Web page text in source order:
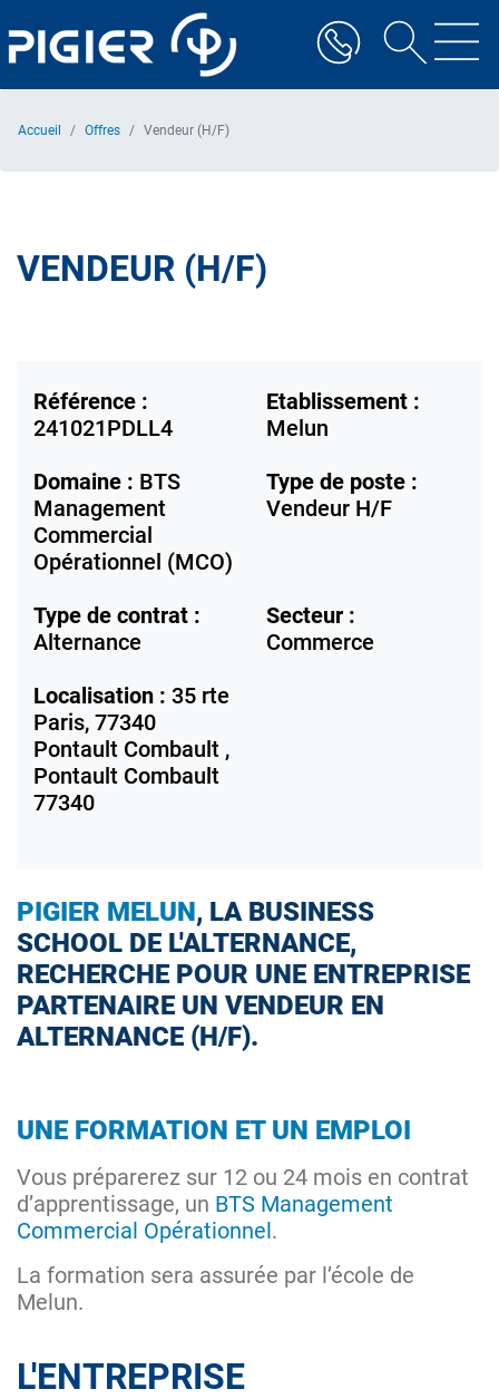
au
contenu
Accueil Offres Vendeur (H/F)
VENDEUR (H/F)
Référence :
241021PDLL4
Etablissement :
Melun
Domaine : BTS
Management
Commercial
Opérationnel (MCO)
Type de poste :
Vendeur H/F
Type de contrat :
Alternance
Secteur :
Commerce
Localisation : 35 rte
Paris, 77340
Pontault Combault ,
Pontault Combault
77340
PIGIER MELUN, LA BUSINESS
SCHOOL DE L'ALTERNANCE,
RECHERCHE POUR UNE ENTREPRISE
PARTENAIRE UN VENDEUR EN
ALTERNANCE (H/F).
UNE FORMATION ET UN EMPLOI
Vous préparerez sur 12 ou 24 mois en contrat
d’apprentissage, un BTS Management
Commercial Opérationnel.
La formation sera assurée par l’école de
Melun.
L'ENTREPRISE